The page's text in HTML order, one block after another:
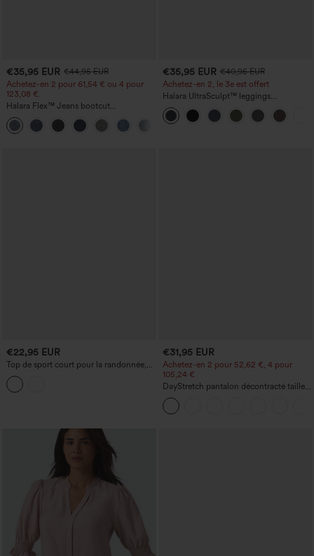
€35,95 EUR €44,95 EUR
Achetez-en 2 pour 61,54 € ou 4 pour
123,08 €.
Halara Flex™ Jeans bootcut
décontractés taille haute, effet délavé,
avec poches
+5
€35,95 EUR €40,95 EUR
Achetez-en 2, le 3e est offert
Halara UltraSculpt™ leggings
d'entraînement taille haute — fronces
liftantes pour le fessier, maintien gainant
du ventre et poche
€22,95 EUR
Top de sport court pour la randonnée,
col carré, manches courtes et fronces -
UPF40+
€31,95 EUR
Achetez-en 2 pour 52,62 €, 4 pour
105,24 €
DayStretch pantalon décontracté taille
haute avec poches et coupe droite